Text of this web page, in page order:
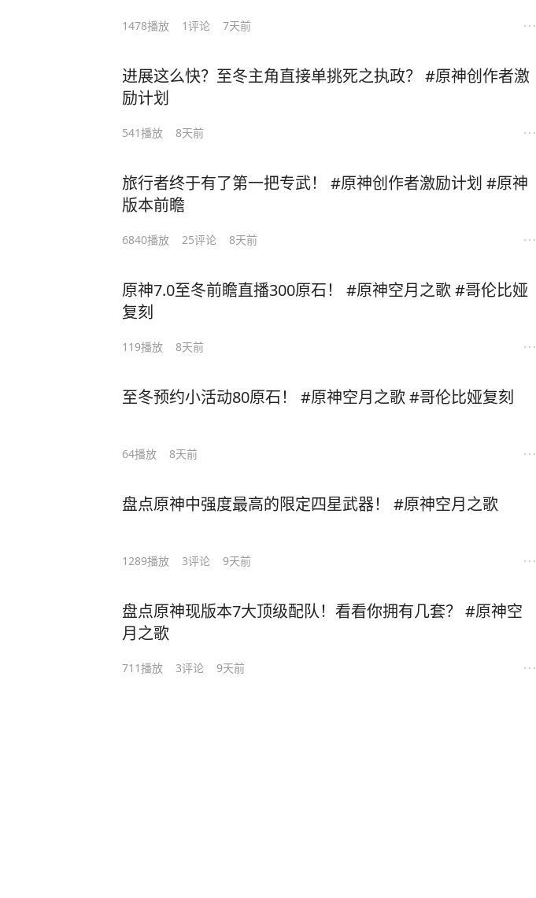
1478播放 1评论 7天前
进展这么快？至冬主角直接单挑死之执政？ #原神创作者激
励计划
541播放 8天前
旅行者终于有了第一把专武！ #原神创作者激励计划 #原神
版本前瞻
6840播放 25评论 8天前
原神7.0至冬前瞻直播300原石！ #原神空月之歌 #哥伦比娅
复刻
119播放 8天前
至冬预约小活动80原石！ #原神空月之歌 #哥伦比娅复刻
64播放 8天前
盘点原神中强度最高的限定四星武器！ #原神空月之歌
1289播放 3评论 9天前
盘点原神现版本7大顶级配队！看看你拥有几套？ #原神空
月之歌
711播放 3评论 9天前